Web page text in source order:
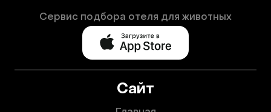
Сервис подбора отеля для животных
Сайт